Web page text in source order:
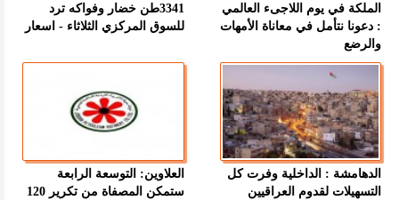
الملكة في يوم اللاجىء العالمي
: دعونا نتأمل في معاناة الأمهات
والرضع
3341طن خضار وفواكه ترد
للسوق المركزي الثلاثاء - اسعار
الدهامشة : الداخلية وفرت كل
التسهيلات لقدوم العراقيين
العلاوين: التوسعة الرابعة
ستمكن المصفاة من تكرير 120